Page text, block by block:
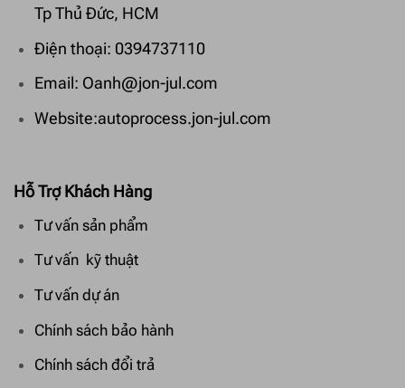
Tp Thủ Đức, HCM
Điện thoại: 0394737110
Email: Oanh@jon-jul.com
Website:autoprocess.jon-jul.com
Hỗ Trợ Khách Hàng
Tư vấn sản phẩm
Tư vấn kỹ thuật
Tư vấn dự án
Chính sách bảo hành
Chính sách đổi trả